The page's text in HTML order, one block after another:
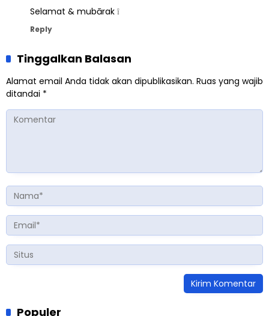
Selamat & mubārak ❕
Reply
Tinggalkan Balasan
Alamat email Anda tidak akan dipublikasikan. Ruas yang wajib
ditandai *
Populer